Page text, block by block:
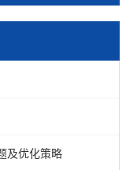
及优化策略